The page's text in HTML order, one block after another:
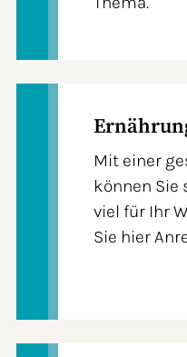
Mit einer
können Sie
viel für Ihr
Sie hier